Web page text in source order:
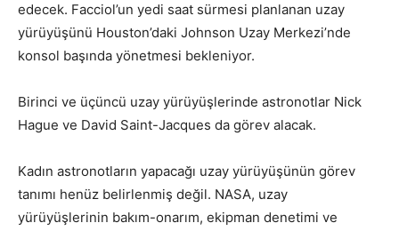
edecek. Facciol’un yedi saat sürmesi planlanan uzay
yürüyüşünü Houston’daki Johnson Uzay Merkezi’nde
konsol başında yönetmesi bekleniyor.
Birinci ve üçüncü uzay yürüyüşlerinde astronotlar Nick
Hague ve David Saint-Jacques da görev alacak.
Kadın astronotların yapacağı uzay yürüyüşünün görev
tanımı henüz belirlenmiş değil. NASA, uzay
yürüyüşlerinin bakım-onarım, ekipman denetimi ve